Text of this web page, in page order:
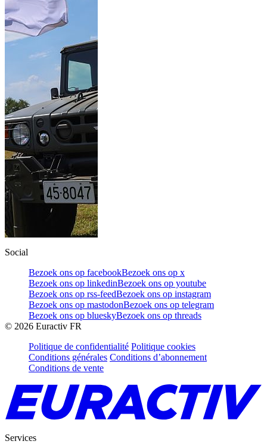
Social
Bezoek ons op facebookBezoek ons op x
Bezoek ons op linkedinBezoek ons op youtube
Bezoek ons op rss-feedBezoek ons op instagram
Bezoek ons op mastodonBezoek ons op telegram
Bezoek ons op blueskyBezoek ons op threads
© 2026 Euractiv FR
Politique de confidentialité Politique cookies
Conditions générales Conditions d’abonnement
Conditions de vente
Services